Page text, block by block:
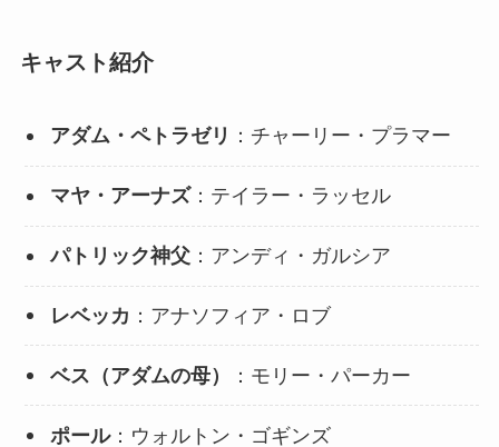
キャスト紹介
アダム・ペトラゼリ ：チャーリー・プラマー
マヤ・アーナズ：テイラー・ラッセル
パトリック神父：アンディ・ガルシア
レベッカ ：アナソフィア・ロブ
ベス（アダムの母） ：モリー・パーカー
ポール：ウォルトン・ゴギンズ